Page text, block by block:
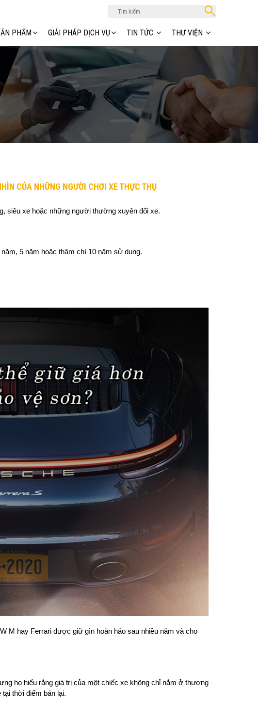
PHẨM GIẢI PHÁP DỊCH VỤ TIN TỨC THƯ VIỆN
CỦA NHỮNG NGƯỜI CHƠI XE THỰC THỤ
siêu xe hoặc những người thường xuyên đổi xe.
5 năm hoặc thậm chí 10 năm sử dụng.
M hay Ferrari được giữ gìn hoàn hảo sau nhiều năm và cho
họ hiểu rằng giá trị của một chiếc xe không chỉ nằm ở thương
thời điểm bán lại.